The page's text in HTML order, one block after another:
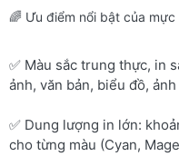
🌈 Ưu điểm nổi bật của
✅ Màu sắc trung thực, in
ảnh, văn bản, biểu đồ,
✅ Dung lượng in lớn:
cho từng màu (Cyan,